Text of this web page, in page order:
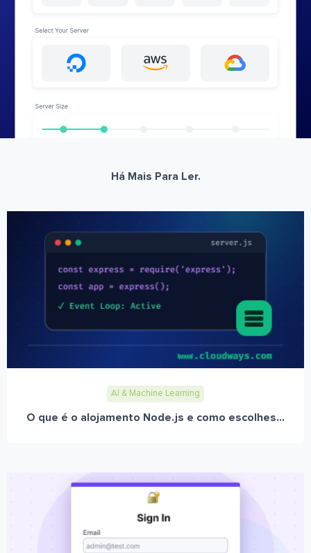
Há Mais Para Ler.
AI & Machine Learning
O que é o alojamento Node.js e como escolhes...